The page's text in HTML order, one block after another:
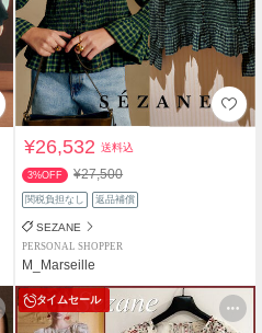
¥26,532送料込
3%OFF ¥27,500
関税負担なし 返品補償
SEZANE
PERSONAL SHOPPER
M_Marseille
タイムセール